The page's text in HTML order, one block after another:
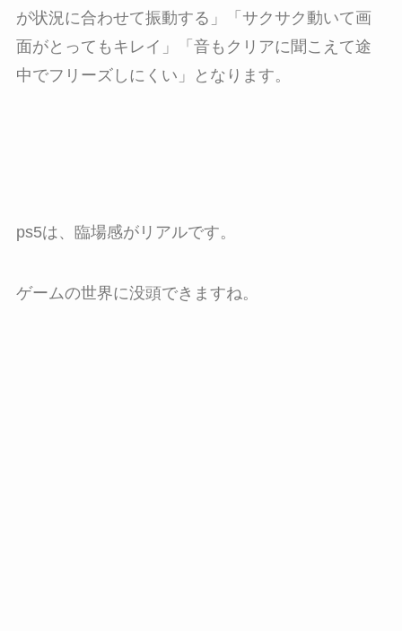
が状況に合わせて振動する」「サクサク動いて画
面がとってもキレイ」「音もクリアに聞こえて途
中でフリーズしにくい」となります。
ps5は、臨場感がリアルです。
ゲームの世界に没頭できますね。